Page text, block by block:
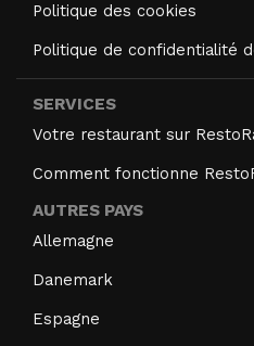
Politique des cookies
Politique de confidentialité
SERVICES
Votre restaurant sur
Comment fonctionne
AUTRES PAYS
Allemagne
Danemark
Espagne